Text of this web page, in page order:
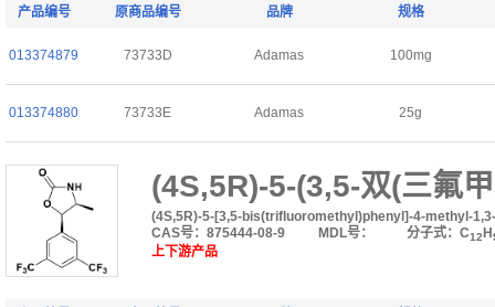
产品编号 原商品编号 品牌 规格
013374879 73733D Adamas 100mg
013374880 73733E Adamas 25g
(4S,5R)-5-(3,5-双(三氟
(4S,5R)-5-[3,5-bis(trifluoromethyl)phenyl]-4-methyl-
CAS号：875444-08-9
MDL号： 分子式：C12 H
上下游产品